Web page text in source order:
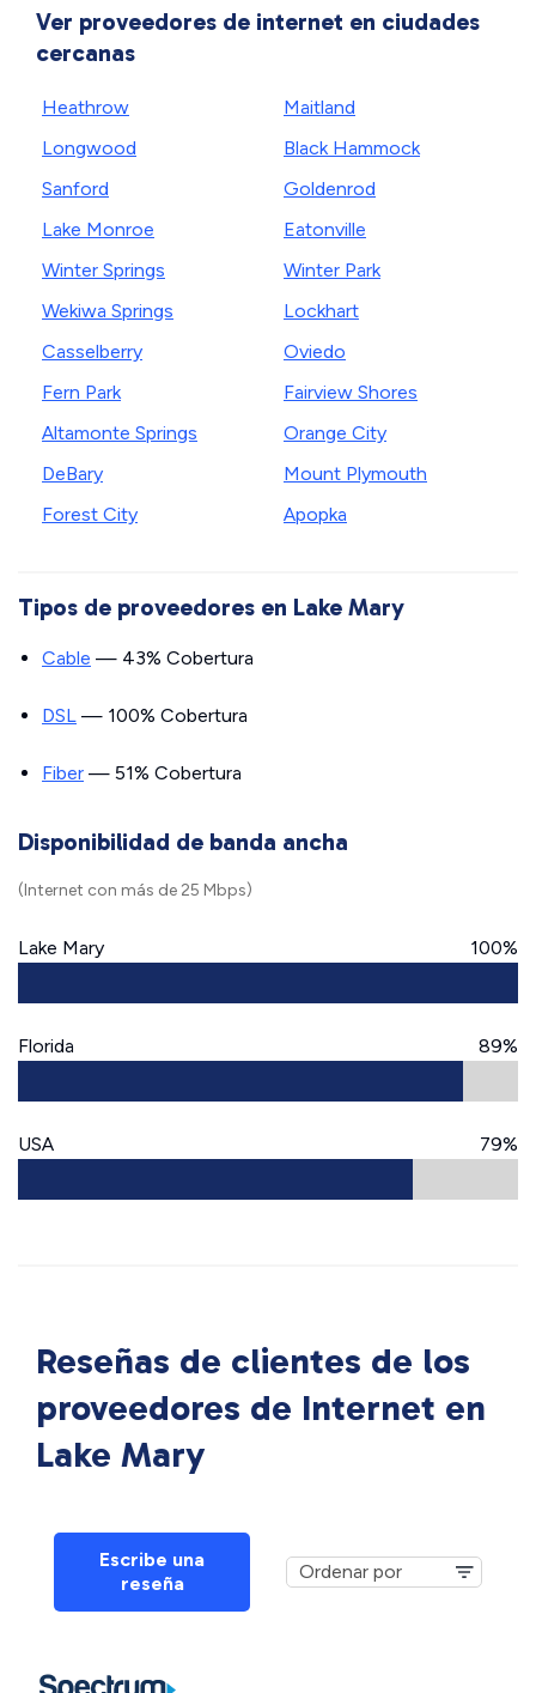
Ver proveedores de internet en ciudades
cercanas
Heathrow
Longwood
Sanford
Lake Monroe
Winter Springs
Wekiwa Springs
Casselberry
Fern Park
Altamonte Springs
DeBary
Forest City
Maitland
Black Hammock
Goldenrod
Eatonville
Winter Park
Lockhart
Oviedo
Fairview Shores
Orange City
Mount Plymouth
Apopka
Tipos de proveedores en Lake Mary
Cable — 43% Cobertura
DSL — 100% Cobertura
Fiber — 51% Cobertura
Disponibilidad de banda ancha
(Internet con más de 25 Mbps)
Lake Mary 100%
Florida 89%
USA 79%
Reseñas de clientes de los
proveedores de Internet en
Lake Mary
Escribe una
reseña